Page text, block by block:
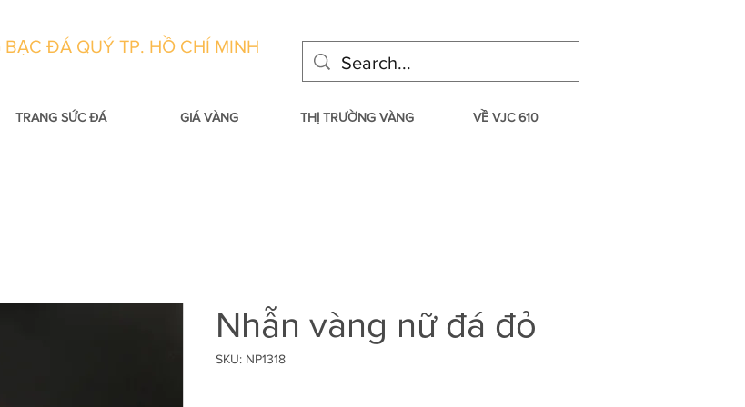
ĐÁ QUÝ TP. HỒ CHÍ MINH
TRANG SỨC ĐÁ GIÁ VÀNG THỊ TRƯỜNG VÀNG VỀ VJC 610
Nhẫn vàng nữ đá đỏ
SKU: NP1318